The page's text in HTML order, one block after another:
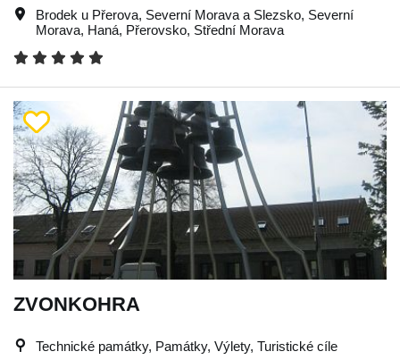
Brodek u Přerova, Severní Morava a Slezsko, Severní
Morava, Haná, Přerovsko, Střední Morava
ZVONKOHRA
Technické památky, Památky, Výlety, Turistické cíle